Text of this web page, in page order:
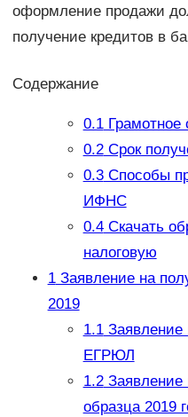
оформление продажи
получение кредитов в
Содержание
0.1Грамотное
0.2Срок
0.3Способы
ИФНС
0.4Скачать
налоговую
1Заявление на
2019
1.1Заявление
ЕГРЮЛ
1.2Заявление
образца 2019